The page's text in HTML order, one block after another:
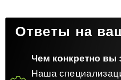
Ответы на
Чем конкретно вы
Наша